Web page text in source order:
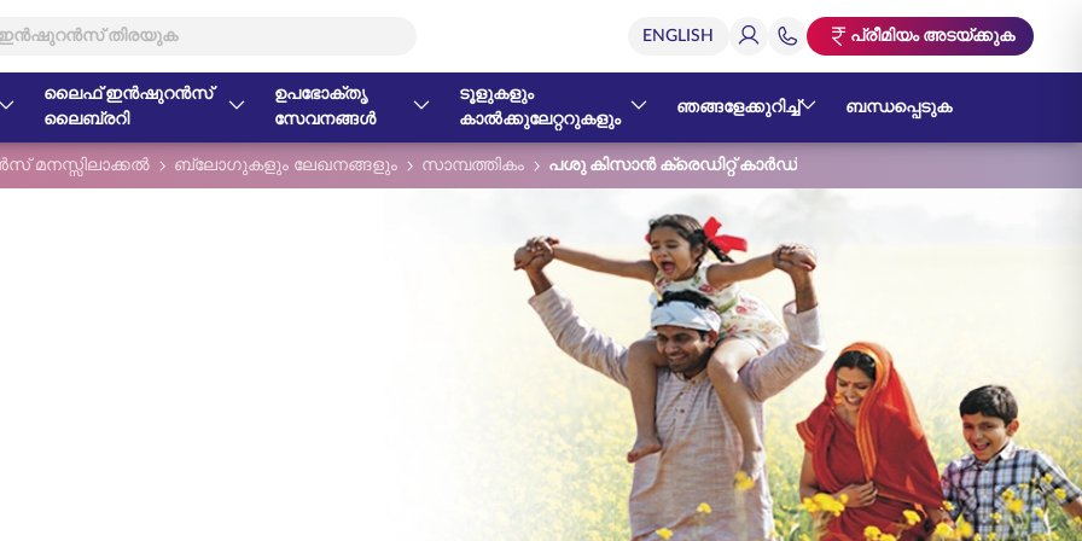
പ്രീമിയം അടയ്ക്കുക
ലൈഫ് ഇൻഷുറൻസ്
ലൈബ്രറി
ഉപഭോക്തൃ
സേവനങ്ങൾ
ടൂളുകളും
കാൽക്കുലേറ്ററുകളും
ഞങ്ങളേക്കുറിച്ച് ബന്ധപ്പെടുക
ബ്ലോഗുകളും ലേഖനങ്ങളും സാമ്പത്തികം പശു കിസാൻ ക്രെഡിറ്റ് കാർഡ്